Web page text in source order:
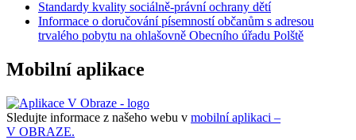
Standardy kvality sociálně-právní ochrany dětí
Informace o doručování písemností občanům s adresou
trvalého pobytu na ohlašovně Obecního úřadu Polště
Mobilní aplikace
Sledujte informace z našeho webu v mobilní aplikaci –
V OBRAZE.